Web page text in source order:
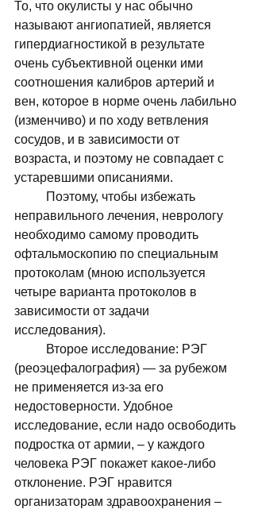
То, что окулисты у нас обычно
называют ангиопатией, является
гипердиагностикой в результате
очень субъективной оценки ими
соотношения калибров артерий и
вен, которое в норме очень лабильно
(изменчиво) и по ходу ветвления
сосудов, и в зависимости от
возраста, и поэтому не совпадает с
устаревшими описаниями.
неправильного лечения, неврологу
необходимо самому проводить
офтальмоскопию по специальным
протоколам (мною используется
четыре варианта протоколов в
зависимости от задачи
исследования).
(реоэцефалография) — за рубежом
не применяется из-за его
недостоверности. Удобное
исследование, если надо освободить
подростка от армии, – у каждого
человека РЭГ покажет какое-либо
отклонение. РЭГ нравится
организаторам здравоохранения –